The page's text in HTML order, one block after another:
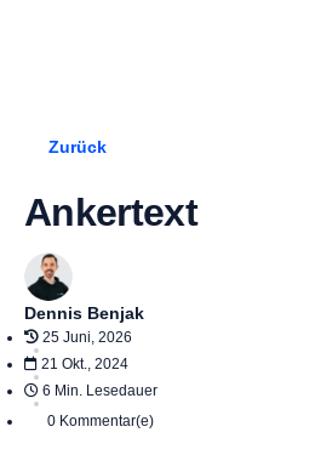
Zurück
Ankertext
Dennis Benjak
25 Juni, 2026
21 Okt., 2024
6 Min. Lesedauer
0 Kommentar(e)